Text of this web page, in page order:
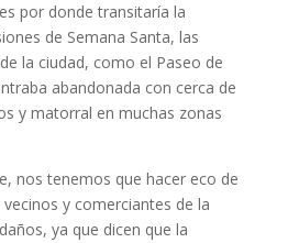
por donde transitaría la
de Semana Santa, las
la ciudad, como el Paseo de
abandonada con cerca de
y matorral en muchas zonas
nos tenemos que hacer eco de
y comerciantes de la
ya que dicen que la